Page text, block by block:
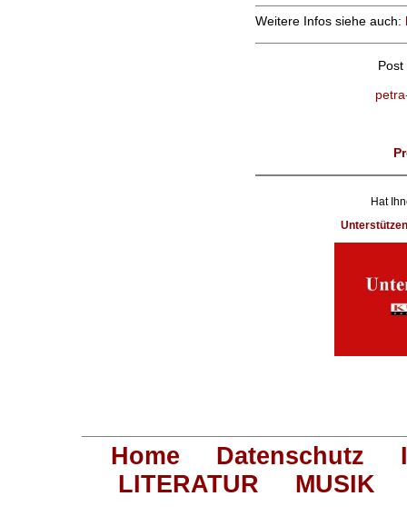
Weitere Infos siehe auch:
Hat
Home Datenschutz
LITERATUR
MUSIK